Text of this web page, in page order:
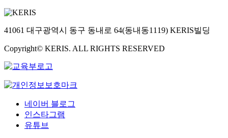
41061 대구광역시 동구 동내로 64(동내동1119) KERIS빌딩
Copyright© KERIS. ALL RIGHTS RESERVED
네이버 블로그
인스타그램
유튜브